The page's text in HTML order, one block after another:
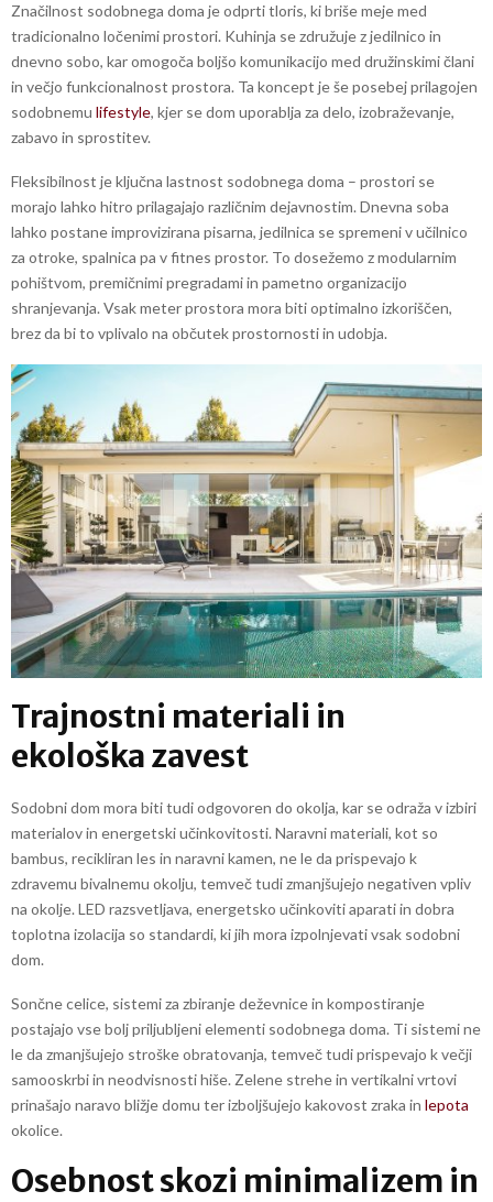
Značilnost sodobnega doma je odprti tloris, ki briše meje med
tradicionalno ločenimi prostori. Kuhinja se združuje z jedilnico in
dnevno sobo, kar omogoča boljšo komunikacijo med družinskimi člani
in večjo funkcionalnost prostora. Ta koncept je še posebej prilagojen
sodobnemu lifestyle, kjer se dom uporablja za delo, izobraževanje,
zabavo in sprostitev.
Fleksibilnost je ključna lastnost sodobnega doma – prostori se
morajo lahko hitro prilagajajo različnim dejavnostim. Dnevna soba
lahko postane improvizirana pisarna, jedilnica se spremeni v učilnico
za otroke, spalnica pa v fitnes prostor. To dosežemo z modularnim
pohištvom, premičnimi pregradami in pametno organizacijo
shranjevanja. Vsak meter prostora mora biti optimalno izkoriščen,
brez da bi to vplivalo na občutek prostornosti in udobja.
Trajnostni materiali in
ekološka zavest
Sodobni dom mora biti tudi odgovoren do okolja, kar se odraža v izbiri
materialov in energetski učinkovitosti. Naravni materiali, kot so
bambus, recikliran les in naravni kamen, ne le da prispevajo k
zdravemu bivalnemu okolju, temveč tudi zmanjšujejo negativen vpliv
na okolje. LED razsvetljava, energetsko učinkoviti aparati in dobra
toplotna izolacija so standardi, ki jih mora izpolnjevati vsak sodobni
dom.
Sončne celice, sistemi za zbiranje deževnice in kompostiranje
postajajo vse bolj priljubljeni elementi sodobnega doma. Ti sistemi ne
le da zmanjšujejo stroške obratovanja, temveč tudi prispevajo k večji
samooskrbi in neodvisnosti hiše. Zelene strehe in vertikalni vrtovi
prinašajo naravo bližje domu ter izboljšujejo kakovost zraka in lepota
okolice.
Osebnost skozi minimalizem in